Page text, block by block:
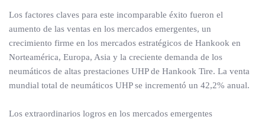
Los factores claves para este incomparable éxito fueron el
aumento de las ventas en los mercados emergentes, un
crecimiento firme en los mercados estratégicos de Hankook en
Norteamérica, Europa, Asia y la creciente demanda de los
neumáticos de altas prestaciones UHP de Hankook Tire. La venta
mundial total de neumáticos UHP se incrementó un 42,2% anual.
Los extraordinarios logros en los mercados emergentes